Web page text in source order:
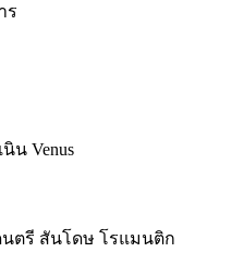
ร
น Venus
ตรี สันโดษ โรแมนติก